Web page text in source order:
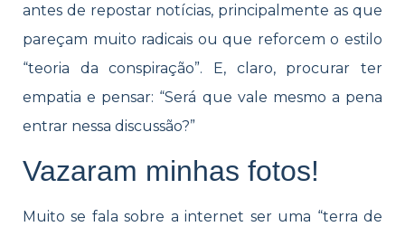
antes de repostar notícias, principalmente as que
pareçam muito radicais ou que reforcem o estilo
“teoria da conspiração”. E, claro, procurar ter
empatia e pensar: “Será que vale mesmo a pena
entrar nessa discussão?”
Vazaram minhas fotos!
Muito se fala sobre a internet ser uma “terra de